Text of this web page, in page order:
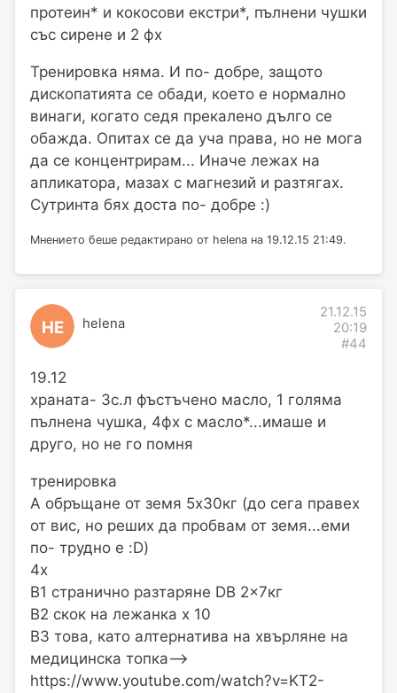
протеин* и кокосови екстри*, пълнени чушки
със сирене и 2 фх
Тренировка няма. И по- добре, защото
дископатията се обади, което е нормално
винаги, когато седя прекалено дълго се
обажда. Опитах се да уча права, но не мога
да се концентрирам... Иначе лежах на
апликатора, мазах с магнезий и разтягах.
Сутринта бях доста по- добре :)
Мнението беше редактирано от helena на 19.12.15 21:49.
HE helena
21.12.15
20:19
#44
19.12
храната- 3с.л фъстъчено масло, 1 голяма
пълнена чушка, 4фх с масло*...имаше и
друго, но не го помня
тренировка
A обръщане от земя 5х30кг (до сега правех
от вис, но реших да пробвам от земя...еми
по- трудно е :D)
4х
В1 странично разтаряне DB 2x7кг
В2 скок на лежанка х 10
В3 това, като алтернатива на хвърляне на
медицинска топка——>
https://www.youtube.com/watch?v=KT2-